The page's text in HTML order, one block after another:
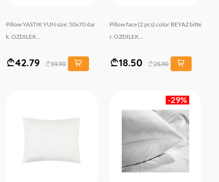
Pillow YASTIK YUN size: 50x70 dar
k. OZDILEK...
42.79 59.90
Pillow face (2 pcs) color BEYAZ bitte
r. OZDILEK...
18.50 25.90
-29%